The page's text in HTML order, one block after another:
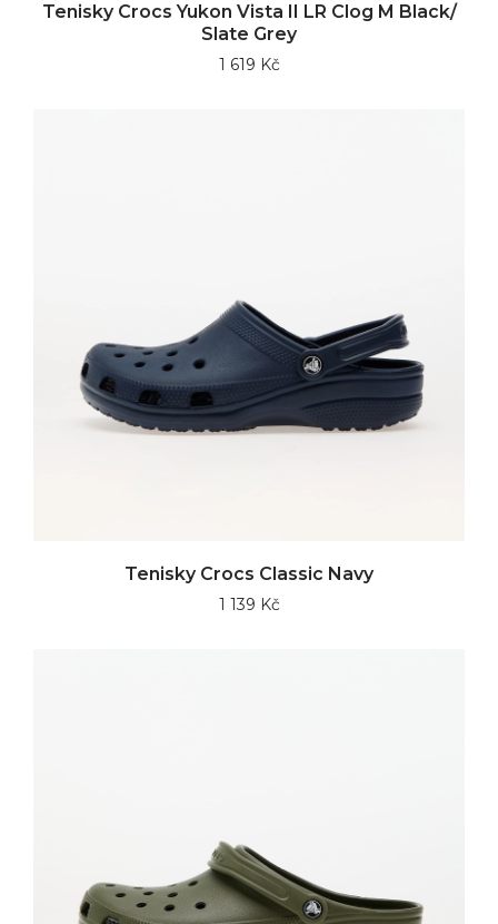
Tenisky Crocs Yukon Vista II LR Clog M Black/
Slate Grey
1 619 Kč
Tenisky Crocs Classic Navy
1 139 Kč